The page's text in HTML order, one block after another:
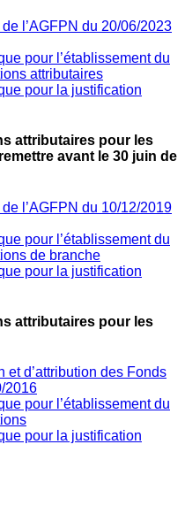
l’AGFPN du 20/06/2023
pour l’établissement du
attributaires
pour la justification
attributaires pour les
avant le 30 juin de
l’AGFPN du 10/12/2019
pour l’établissement du
de branche
pour la justification
attributaires pour les
et d’attribution des Fonds
2016
pour l’établissement du
pour la justification